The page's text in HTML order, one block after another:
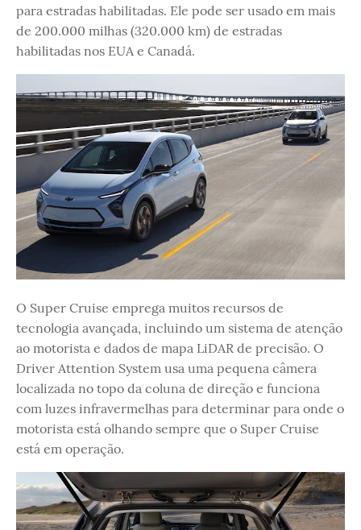
para estradas habilitadas. Ele pode ser usado em mais
de 200.000 milhas (320.000 km) de estradas
habilitadas nos EUA e Canadá.
O Super Cruise emprega muitos recursos de
tecnologia avançada, incluindo um sistema de atenção
ao motorista e dados de mapa LiDAR de precisão. O
Driver Attention System usa uma pequena câmera
localizada no topo da coluna de direção e funciona
com luzes infravermelhas para determinar para onde o
motorista está olhando sempre que o Super Cruise
está em operação.